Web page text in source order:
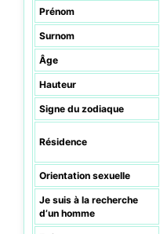
Prénom
Surnom
Âge
Hauteur
Signe du zodiaque
Résidence
Orientation sexuelle
Je suis à la recherche
d’un homme